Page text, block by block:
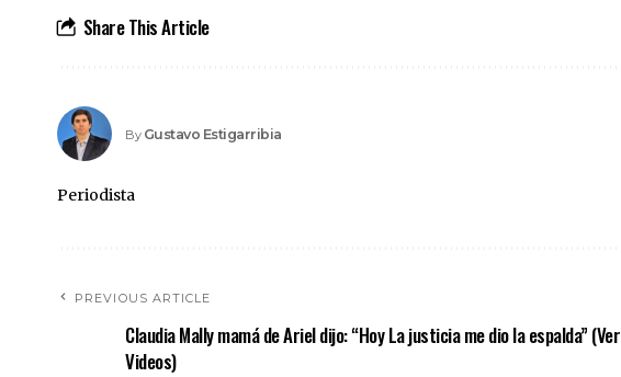
Share This Article
By Gustavo Estigarribia
Periodista
PREVIOUS ARTICLE
Claudia Mally mamá de Ariel dijo: “Hoy La justicia me dio la espalda” (Ver
Videos)